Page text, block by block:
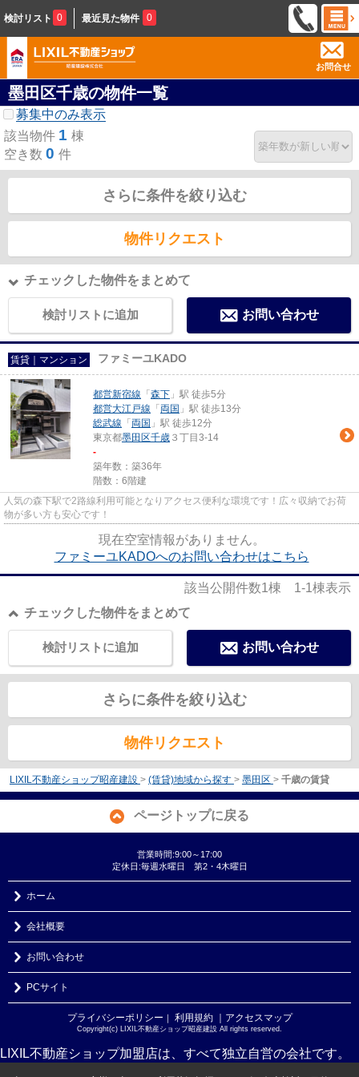
検討リスト 0 最近見た物件 0
お問合せ
墨田区千歳の物件一覧
募集中のみ表示
該当物件 1 棟
空き数 0 件
さらに条件を絞り込む
物件リクエスト
チェックした物件をまとめて
検討リストに追加 お問い合わせ
賃貸｜マンション ファミーユKADO
都営新宿線 「 森下 」駅 徒歩5分
都営大江戸線 「 両国 」駅 徒歩13分
総武線 「 両国 」駅 徒歩12分
東京都墨田区千歳 ３丁目3-14
-
築年数：築36年
階数：6階建
人気の森下駅で2路線利用可能となりアクセス便利な環境です！広々収納でお荷
物が多い方も安心です！
現在空室情報がありません。
ファミーユKADOへのお問い合わせはこちら
該当公開件数1棟 1-1棟表示
チェックした物件をまとめて
お問い合わせ
検討リストに追加
さらに条件を絞り込む
物件リクエスト
LIXIL不動産ショップ昭産建設 > (賃貸)地域から探す > 墨田区 > 千歳の賃貸
ページトップに戻る
営業時間:9:00～17:00
定休日:毎週水曜日 第2・4木曜日
ホーム
会社概要
お問い合わせ
PCサイト
プライバシーポリシー ｜ 利用規約 ｜アクセスマップ
Copyright(c) LIXIL不動産ショップ昭産建設 All rights reserved.
LIXIL不動産ショップ加盟店は、すべて独立自営の会社です。